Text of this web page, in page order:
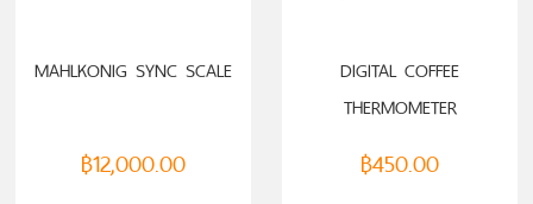
MAHLKONIG SYNC SCALE
฿12,000.00
DIGITAL COFFEE
THERMOMETER
฿450.00